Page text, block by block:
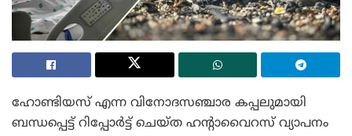
ഹോണ്ടിയസ് എന്ന വിനോദസഞ്ചാര കപ്പലുമായി
ബന്ധപ്പെട്ട് റിപ്പോർട്ട് ചെയ്ത ഹന്റാവൈറസ് വ്യാപനം